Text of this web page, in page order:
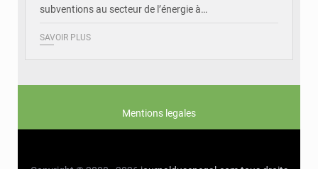
subventions au secteur de l’énergie à…
SAVOIR PLUS
Mentions legales